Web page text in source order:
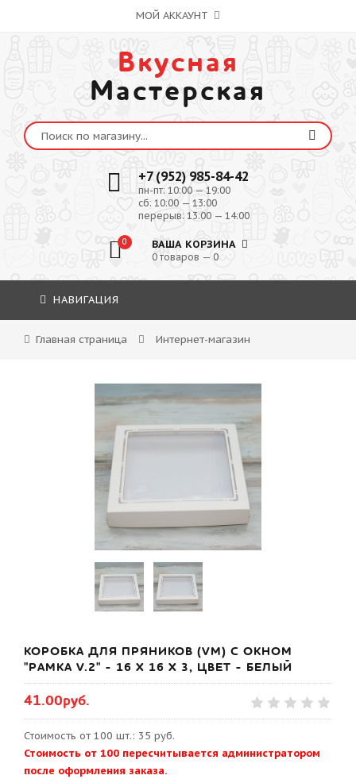
МОЙ АККАУНТ
Вкусная
Мастерская
+7 (952) 985-84-42
пн-пт: 10:00 — 19:00
сб: 10:00 — 13:00
перерыв: 13:00 — 14:00
0 ВАША КОРЗИНА
0 товаров — 0
НАВИГАЦИЯ
Главная страница Интернет-магазин
КОРОБКА ДЛЯ ПРЯНИКОВ (VM) С ОКНОМ
"РАМКА V.2" - 16 Х 16 Х 3, ЦВЕТ - БЕЛЫЙ
41.00руб.
Стоимость от 100 шт.: 35 руб.
Стоимость от 100 пересчитывается администратором
после оформления заказа.